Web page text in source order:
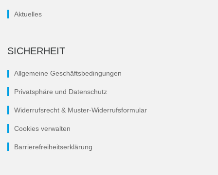
Aktuelles
SICHERHEIT
Allgemeine Geschäftsbedingungen
Privatsphäre und Datenschutz
Widerrufsrecht & Muster-Widerrufsformular
Cookies verwalten
Barrierefreiheitserklärung